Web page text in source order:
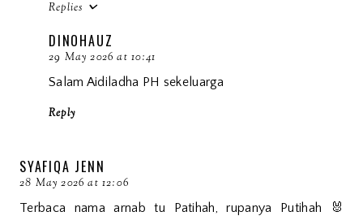
Replies
DINOHAUZ
29 May 2026 at 10:41
Salam Aidiladha PH sekeluarga
Reply
SYAFIQA JENN
28 May 2026 at 12:06
Terbaca nama arnab tu Patihah, rupanya Putihah 🐰